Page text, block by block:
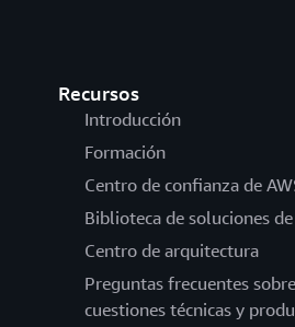
Recursos
Introducción
Formación
Centro de confianza de
Biblioteca de soluciones de
Centro de arquitectura
Preguntas frecuentes sobre
cuestiones técnicas y